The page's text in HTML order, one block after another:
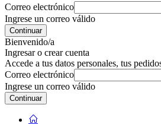
Correo electrónico
Ingrese un correo válido
Continuar
Bienvenido/a
Ingresar o crear cuenta
Accede a tus datos personales, tus
Correo electrónico
Ingrese un correo válido
Continuar